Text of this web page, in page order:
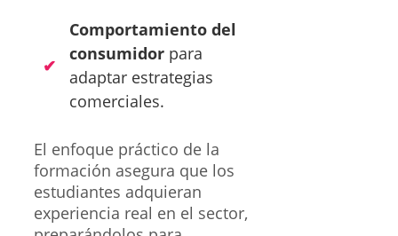
Comportamiento del
consumidor para
adaptar estrategias
comerciales.
El enfoque práctico de la
formación asegura que los
estudiantes adquieran
experiencia real en el sector,